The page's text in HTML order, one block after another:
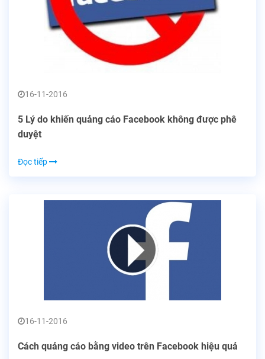
16-11-2016
5 Lý do khiến quảng cáo Facebook không được phê
duyệt
Đọc tiếp
16-11-2016
Cách quảng cáo bằng video trên Facebook hiệu quả